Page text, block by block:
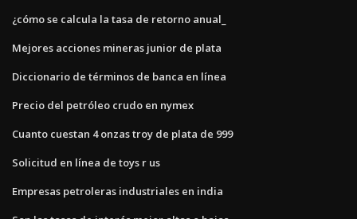
¿cómo se calcula la tasa de retorno anual_
Mejores acciones mineras junior de plata
Diccionario de términos de banca en línea
Precio del petróleo crudo en nymex
Cuanto cuestan 4 onzas troy de plata de 999
Solicitud en línea de toys r us
Empresas petroleras industriales en india